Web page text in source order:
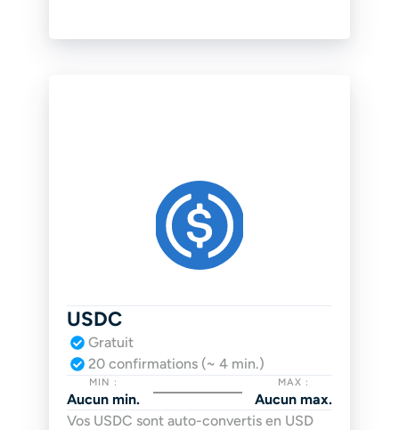
USDC
Gratuit
20 confirmations (~ 4 min.)
MIN :
Aucun min.
MAX :
Aucun max.
Vos USDC sont auto-convertis en USD